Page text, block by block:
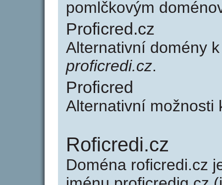
pomlčkovým
Proficred.cz
Alternativní domény
proficredi.cz.
Proficred
Alternativní
Roficredi.cz
Doména roficredi.cz